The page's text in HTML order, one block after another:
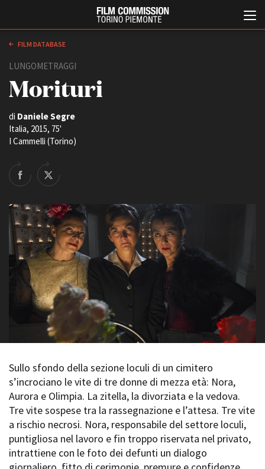
Chi siamo
Storia della Fondazione
Contatti
La sede
Partner
Rete regionale
Bilancio sociale
Amministrazione
trasparente
Bandi e gare
Sostenibilità ambientale
SERVIZI
Servizi generali
Location scouting
Spazi nella sede FCTP
Sala Casting
Sala Paolo Tenna
Anteprime in Piemonte
TFI Torino Film Industry -
Production Days
Avenue Cove - Erasmus +
Guarda che storia!
La Grazia - Immagini e
location della Torino di Paolo
Sorrentino
Open Day
Ciak in TOur!
AWARDS
International Film Festival
Rotterdam
Berlinale Internationalen
Filmfestspiele Berlin
Festival de Cannes
Biografilm Festival - Bio to B
Industry Days
Locarno Film Festival
FILM DATABASE
LUNGOMETRAGGI
Morituri
di Daniele Segre
Italia, 2015, 75'
I Cammelli (Torino)
Sullo sfondo della sezione loculi di un cimitero
s’incrociano le vite di tre donne di mezza età: Nora,
Aurora e Olimpia. La zitella, la divorziata e la vedova.
Tre vite sospese tra la rassegnazione e l’attesa. Tre vite
a rischio necrosi. Nora, responsabile del settore loculi,
puntigliosa nel lavoro e fin troppo riservata nel privato,
intrattiene con le foto dei defunti un dialogo